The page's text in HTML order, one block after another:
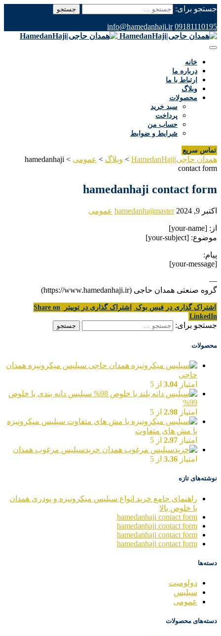
جستجو برای:
09181110195
info@hamedanhaji.ir
خانه
درباره ما
ارتباط با ما
وبلاگ
محصولات
سبد خرید
پرداخت
حساب من
شرایط و ضوابط
تماس سریع
همدان حاجی|HamedanHaji > وبلاگ > عمومی >
hamedanhaji
contact form
hamedanhaji contact form
اکتبر 9, 2024 hamedanhajimaster عمومی
از: [your-name]
موضوع: [your-subject]
پیام:
[your-message]
—
گروه صنعتی همدان حاجی (https://www.hamedanhaji.ir)
اشتراک گذاری در فیس بوک اشتراک گذاری در توییتر
Share on
LinkedIn
جستجو برای:
محصولات
سیلیس میکرونیزه همدان
حاجی
امتیاز 3.04 از 5
سیلیس دانه بندی با خلوص
99%
امتیاز 2.98 از 5
سیلیس میکرونیزه
با مش های متفاوت
امتیاز 2.97 از 5
خریدسیلیس مرغوب همدان
امتیاز 3.36 از 5
نوشته‌های تازه
راهنمای جامع خرید انواع سیلیس میکرونیزه و پودری همدان
با خلوص بالا
hamedanhaji contact form
hamedanhaji contact form
hamedanhaji contact form
hamedanhaji contact form
دسته‌ها
دولومیت
سیلیس
عمومی
دسته‌های محصولات